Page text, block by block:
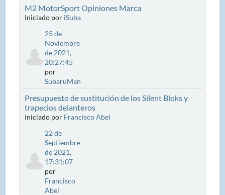
M2 MotorSport Opiniones Marca
Iniciado por iSuba
25 de
Noviembre
de 2021,
20:27:45
por
SubaruMan
Presupuesto de sustitución de los Silent Bloks y
trapecios delanteros
Iniciado por Francisco Abel
22 de
Septiembre
de 2021,
17:31:07
por
Francisco
Abel